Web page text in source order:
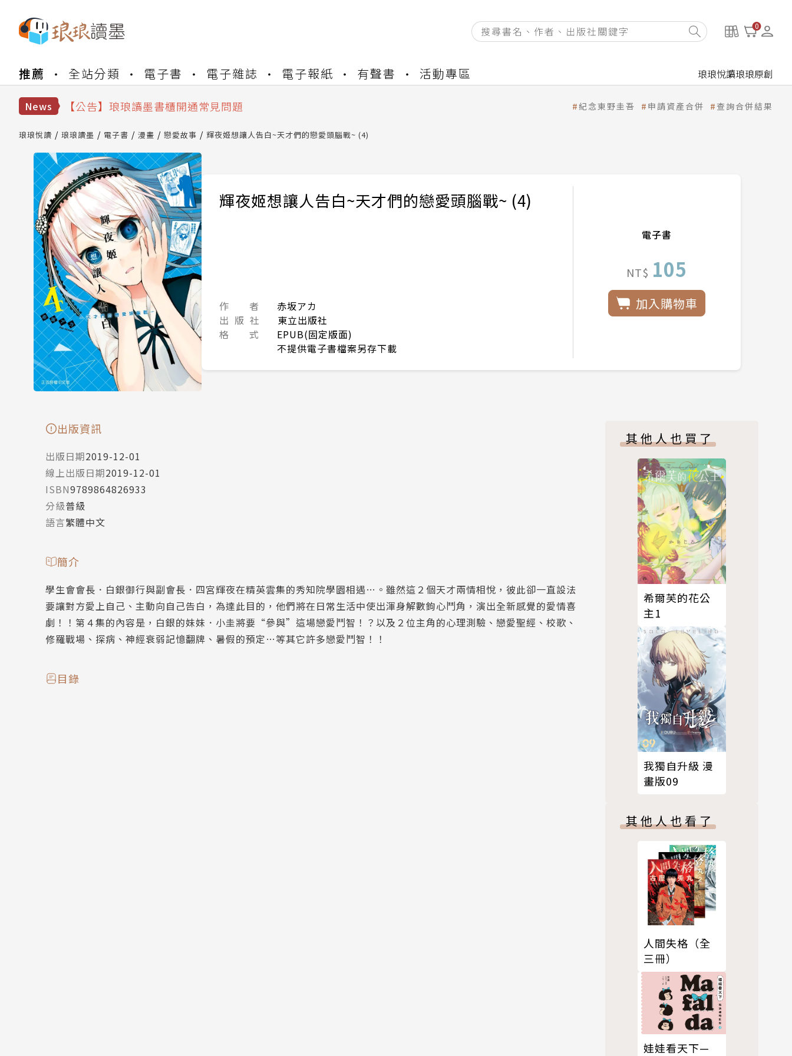
0
推薦 全站分類 電子書 電子雜誌 電子報紙 有聲書 活動專區 琅琅悅讀琅琅原創
News
【公告】因 Readmoo 讀墨系統維護中，本站同步暫停部分閱讀服務
【公告】琅琅讀墨書櫃開通常見問題
【公告】琅琅書店服務升級重要說明及資產合併結果查詢
【公告】因 Readmoo 讀墨系統維護中，本站同步暫停部分閱讀服務
紀念東野圭吾 申請資產合併 查詢合併結果
琅琅悅讀 琅琅讀墨 電子書 漫畫 戀愛故事 輝夜姬想讓人告白~天才們的戀愛頭腦戰~ (4)
輝夜姬想讓人告白~天才們的戀愛頭腦戰~ (4)
作 者
赤坂アカ
出 版 社
東立出版社
格 式
EPUB(固定版面)
不提供電子書檔案另存下載
電子書
NT$ 105
加入購物車
出版資訊
出版日期2019-12-01
線上出版日期2019-12-01
ISBN9789864826933
分級普級
語言繁體中文
簡介
學生會會長．白銀御行與副會長．四宮輝夜在精英雲集的秀知院學園相遇…。雖然這２個天才兩情相悅，彼此卻一直設法
要讓對方愛上自己、主動向自己告白，為達此目的，他們將在日常生活中使出渾身解數鉤心鬥角，演出全新感覺的愛情喜
劇！！第４集的內容是，白銀的妹妹．小圭將要“參與”這場戀愛鬥智！？以及２位主角的心理測驗、戀愛聖經、校歌、
修羅戰場、探病、神經衰弱記憶翻牌、暑假的預定…等其它許多戀愛鬥智！！
目錄
其他人也買了
希爾芙的花公
主1
我獨自升級 漫
畫版09
其他人也看了
人間失格（全
三冊）
娃娃看天下—